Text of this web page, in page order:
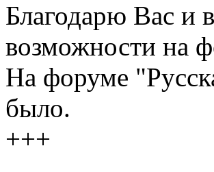
Благодарю Вас и
возможности на
На форуме
было.
+++